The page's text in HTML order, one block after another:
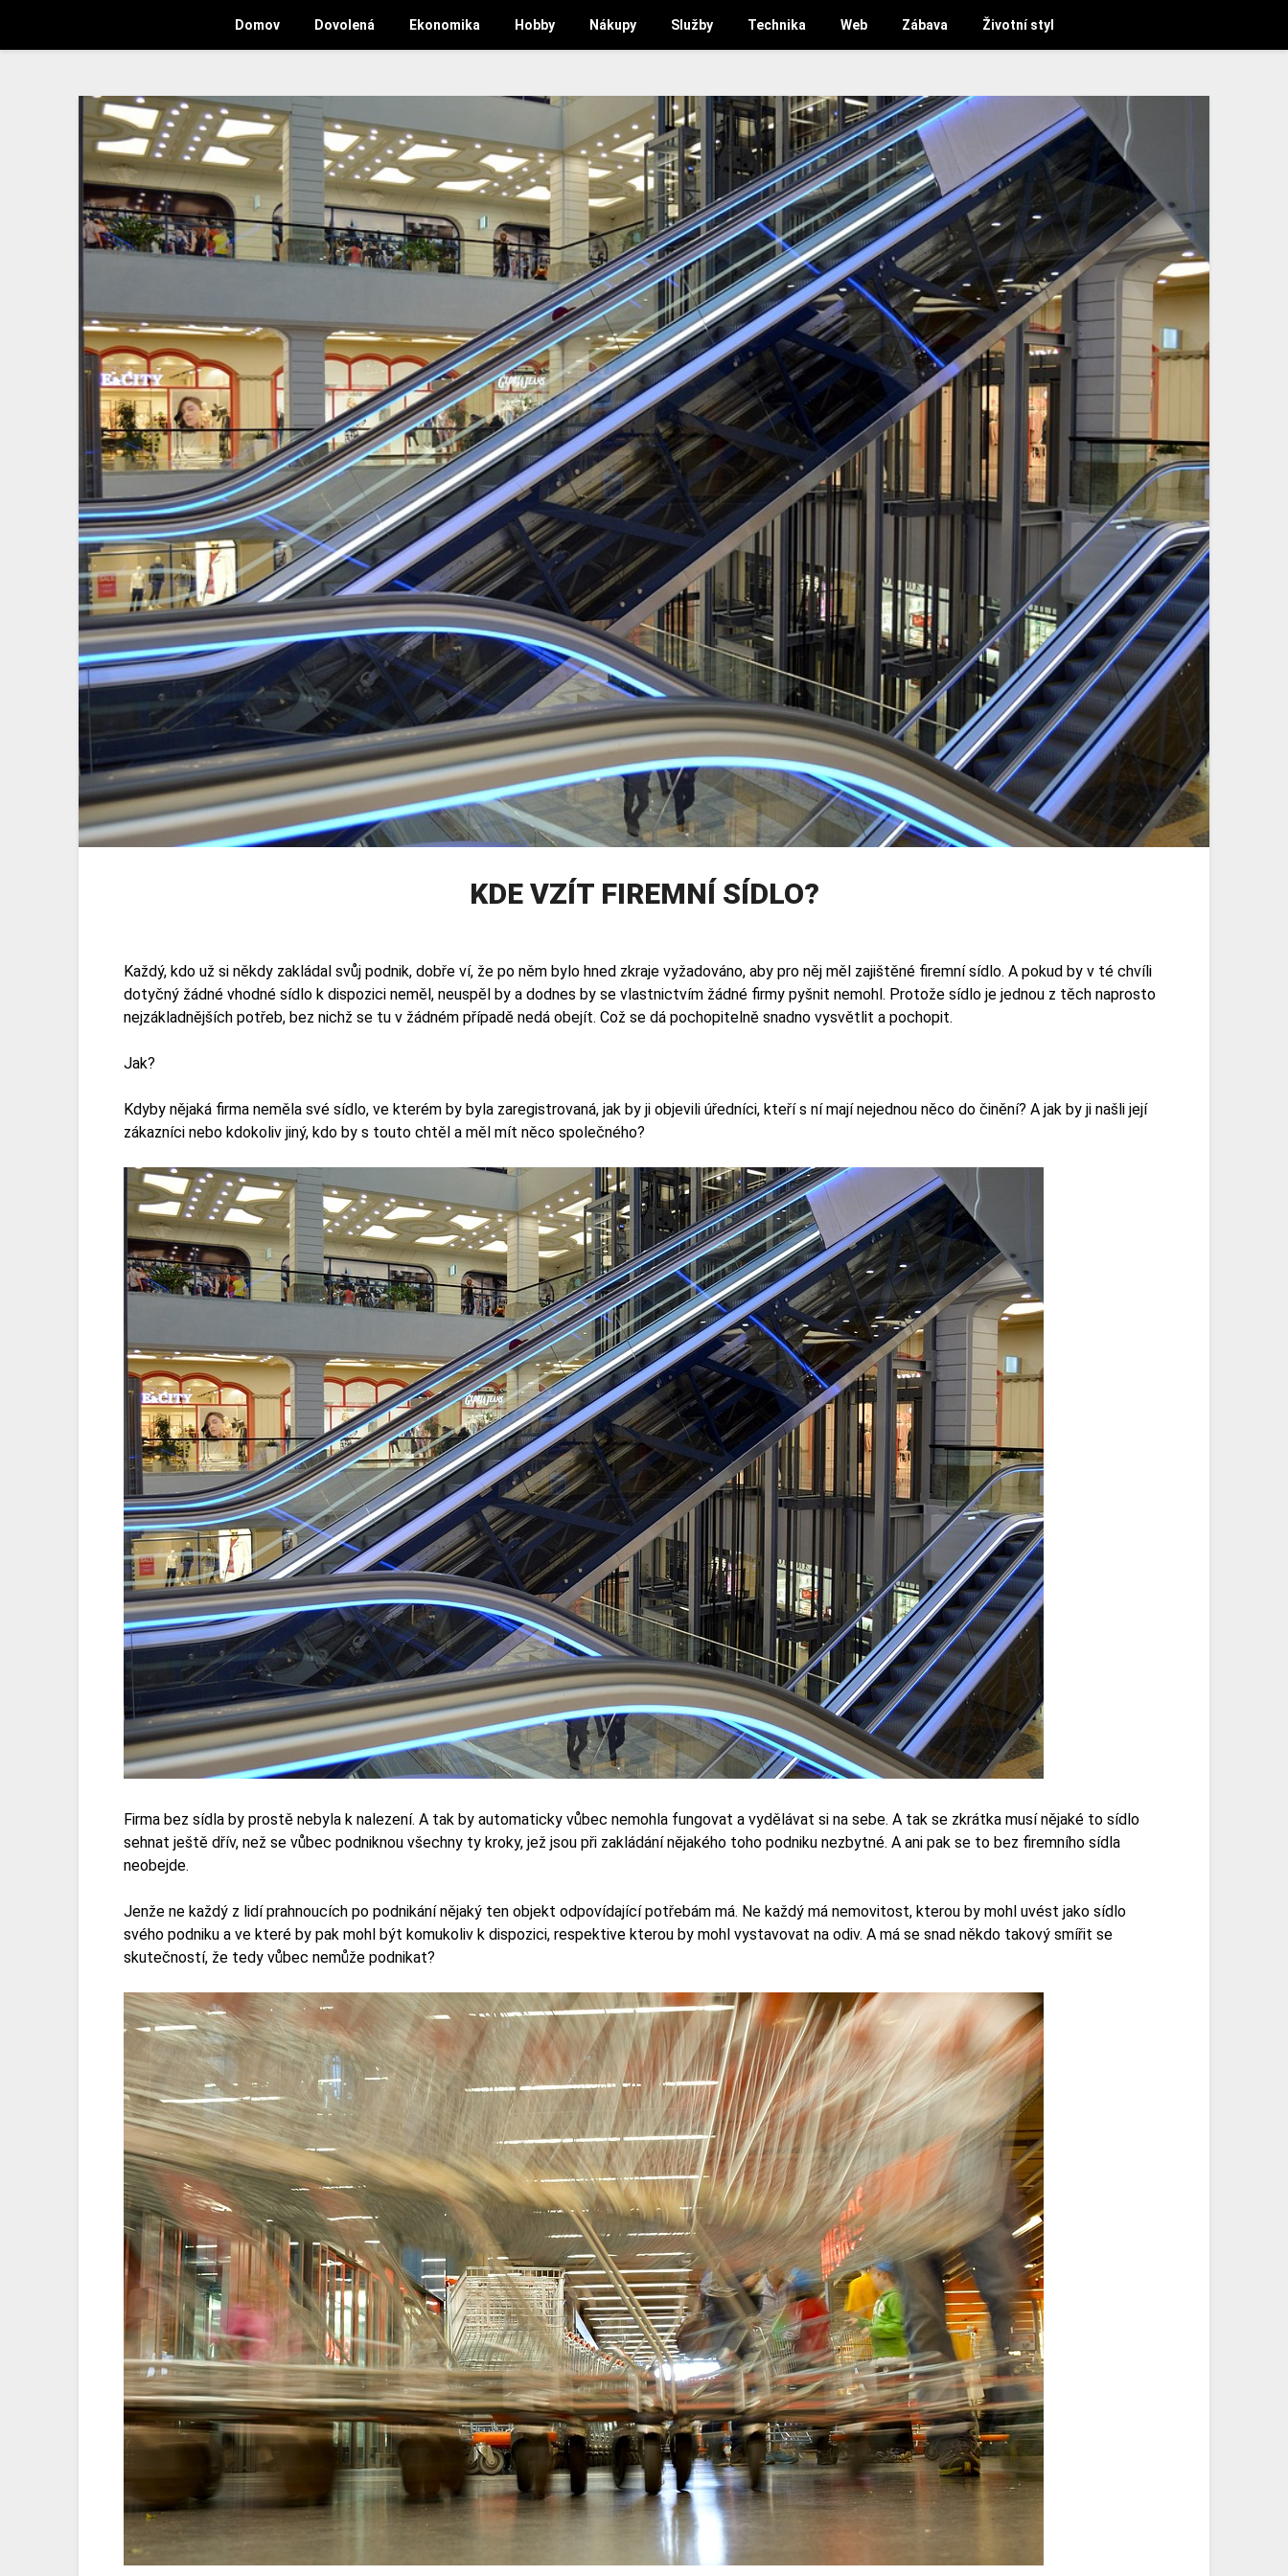
Domov Dovolená Ekonomika Hobby Nákupy Služby Technika Web Zábava Životní styl
KDE VZÍT FIREMNÍ SÍDLO?
Každý, kdo už si někdy zakládal svůj podnik, dobře ví, že po něm bylo hned zkraje vyžadováno, aby pro něj měl zajištěné firemní sídlo. A pokud by v té chvíli
dotyčný žádné vhodné sídlo k dispozici neměl, neuspěl by a dodnes by se vlastnictvím žádné firmy pyšnit nemohl. Protože sídlo je jednou z těch naprosto
nejzákladnějších potřeb, bez nichž se tu v žádném případě nedá obejít. Což se dá pochopitelně snadno vysvětlit a pochopit.
Jak?
Kdyby nějaká firma neměla své sídlo, ve kterém by byla zaregistrovaná, jak by ji objevili úředníci, kteří s ní mají nejednou něco do činění? A jak by ji našli její
zákazníci nebo kdokoliv jiný, kdo by s touto chtěl a měl mít něco společného?
Firma bez sídla by prostě nebyla k nalezení. A tak by automaticky vůbec nemohla fungovat a vydělávat si na sebe. A tak se zkrátka musí nějaké to sídlo
sehnat ještě dřív, než se vůbec podniknou všechny ty kroky, jež jsou při zakládání nějakého toho podniku nezbytné. A ani pak se to bez firemního sídla
neobejde.
Jenže ne každý z lidí prahnoucích po podnikání nějaký ten objekt odpovídající potřebám má. Ne každý má nemovitost, kterou by mohl uvést jako sídlo
svého podniku a ve které by pak mohl být komukoliv k dispozici, respektive kterou by mohl vystavovat na odiv. A má se snad někdo takový smířit se
skutečností, že tedy vůbec nemůže podnikat?